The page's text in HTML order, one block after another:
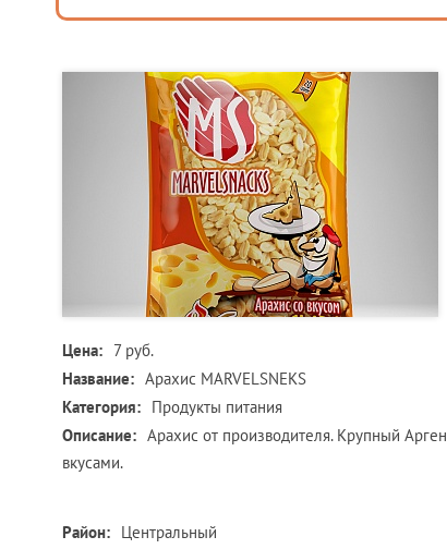
Цена: 7 руб.
Название: Арахис MARVELSNEKS
Категория: Продукты питания
Описание: Арахис от производителя. Крупный
вкусами.
Район: Центральный